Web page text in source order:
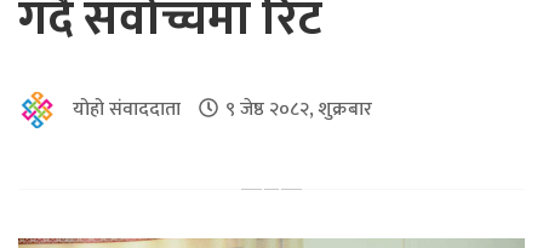
गर्दै सर्वोच्चमा रिट
योहो संवाददाता ९ जेष्ठ २०८२, शुक्रबार